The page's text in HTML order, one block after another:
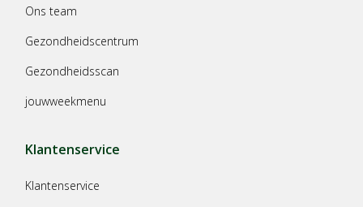
Ons team
Gezondheidscentrum
Gezondheidsscan
jouwweekmenu
Klantenservice
Klantenservice